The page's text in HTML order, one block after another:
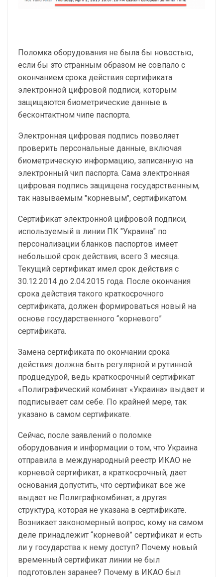
Поломка оборудования не была бы новостью,
если бы это странным образом не совпало с
окончанием срока действия сертификата
электронной цифровой подписи, которым
защищаются биометрические данные в
бесконтактном чипе паспорта.
Электронная цифровая подпись позволяет
проверить персональные данные, включая
биометрическую информацию, записанную на
электронный чип паспорта. Сама электронная
цифровая подпись защищена государственным,
так называемым "корневым", сертификатом.
Сертификат электронной цифровой подписи,
используемый в линии ПК "Украина" по
персонализации бланков паспортов имеет
небольшой срок действия, всего 3 месяца.
Текущий сертификат имел срок действия с
30.12.2014 до 2.04.2015 года. После окончания
срока действия такого краткосрочного
сертификата, должен формироваться новый на
основе государственного “корневого”
сертификата.
Замена сертификата по окончании срока
действия должна быть регулярной и рутинной
продцедурой, ведь краткосрочный сертификат
«Полиграфический комбинат «Украина» выдает и
подписывает сам себе. По крайней мере, так
указано в самом сертификате.
Сейчас, после заявлений о поломке
оборудования и информации о том, что Украина
отправила в международный реестр ИКАО не
корневой сертификат, а краткосрочный, дает
основания допустить, что сертификат все же
выдает не Полиграфкомбинат, а другая
структура, которая не указана в сертификате.
Возникает закономерный вопрос, кому на самом
деле принадлежит “корневой” сертификат и есть
ли у государства к нему доступ? Почему новый
временный сертификат линии не был
подготовлен заранее? Почему в ИКАО был